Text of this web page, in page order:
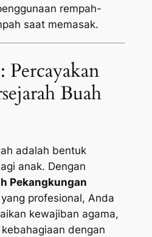
rempah-
saat memasak.
Percayakan
Buah
adalah bentuk
anak. Dengan
Pekangkungan
yang profesional, Anda
kewajiban agama,
dengan